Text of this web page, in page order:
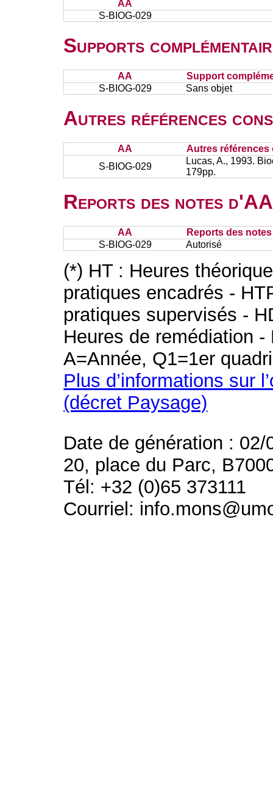
AA
S-BIOG-029
Supports
AA
Support
S-BIOG-029
Sans objet
Autres références
AA
Autres références
S-BIOG-029
Lucas, A., 1993.
179pp.
Reports des notes
AA
Reports des
S-BIOG-029
Autorisé
(*) HT : Heures
pratiques encadrés -
pratiques supervisés -
Heures de remédiation
A=Année, Q1=1er
Plus d’informations sur
(décret Paysage)
Date de génération : 02/
20, place du Parc,
Tél: +32 (0)65 373111
Courriel: